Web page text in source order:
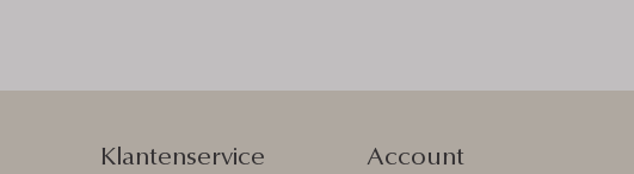
Klantenservice Account